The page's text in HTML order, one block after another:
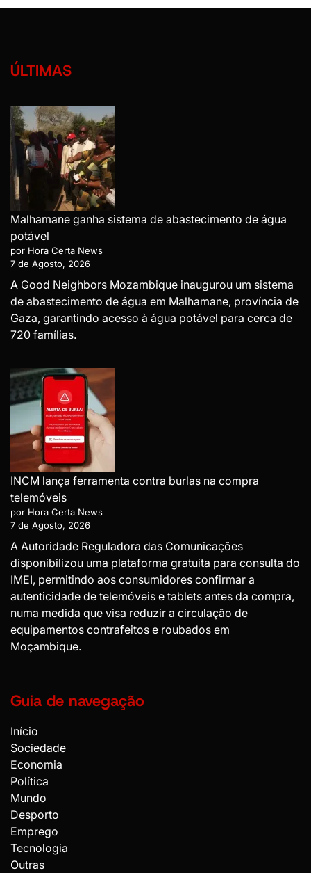
ÚLTIMAS
Malhamane ganha sistema de abastecimento de água
potável
por Hora Certa News
7 de Agosto, 2026
A Good Neighbors Mozambique inaugurou um sistema
de abastecimento de água em Malhamane, província de
Gaza, garantindo acesso à água potável para cerca de
720 famílias.
INCM lança ferramenta contra burlas na compra
telemóveis
por Hora Certa News
7 de Agosto, 2026
A Autoridade Reguladora das Comunicações
disponibilizou uma plataforma gratuita para consulta do
IMEI, permitindo aos consumidores confirmar a
autenticidade de telemóveis e tablets antes da compra,
numa medida que visa reduzir a circulação de
equipamentos contrafeitos e roubados em
Moçambique.
Guia de navegação
Início
Sociedade
Economia
Política
Mundo
Desporto
Emprego
Tecnologia
Outras